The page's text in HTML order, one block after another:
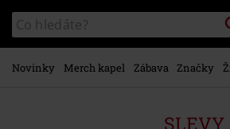
hlavnímu
obsahu
Katalog
vyhledávání
Novinky Merch kapel Zábava Značky
SLEVY